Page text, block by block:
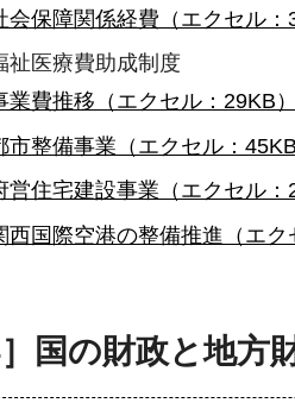
会保障関係経費（エクセル：
祉医療費助成制度
業費推移（エクセル：29KB）
市整備事業（エクセル：45KB
営住宅建設事業（エクセル：
西国際空港の整備推進（エク
］国の財政と地方